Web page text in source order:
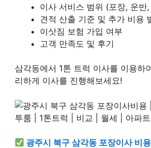
이사 서비스 범위 (포장, 운반
견적 산출 기준 및 추가 비용
이삿짐 보험 가입 여부
고객 만족도 및 후기
삼각동에서 1톤 트럭 이사를 이용하
리하게 이사를 진행해보세요!
광주시 북구 삼각동 포장이사 비